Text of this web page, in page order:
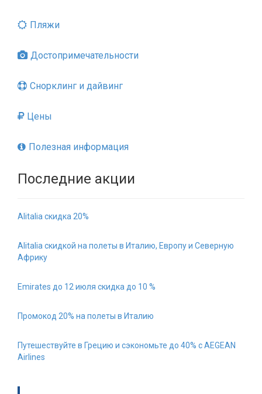
Пляжи
Достопримечательности
Снорклинг и дайвинг
Цены
Полезная информация
Последние акции
Alitalia скидка 20%
Alitalia скидкой на полеты в Италию, Европу и Северную
Африку
Emirates до 12 июля скидка до 10 %
Промокод 20% на полеты в Италию
Путешествуйте в Грецию и сэкономьте до 40% с AEGEAN
Airlines